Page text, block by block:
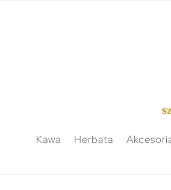
Kawa Herbata